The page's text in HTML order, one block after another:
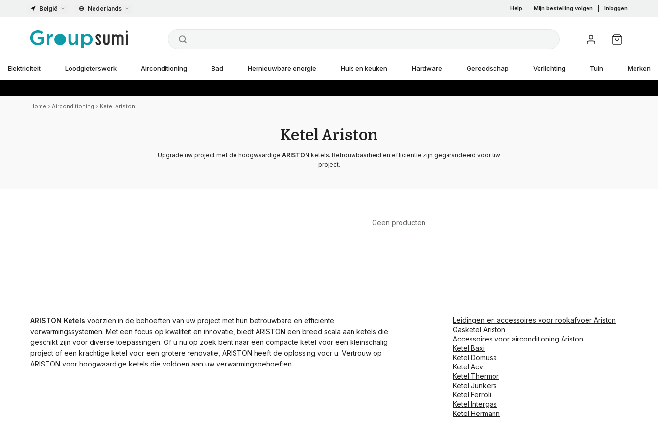
België Nederlands Help Mijn bestelling volgen Inloggen
Elektriciteit Loodgieterswerk Airconditioning Bad Hernieuwbare energie Huis en keuken Hardware Gereedschap Verlichting Tuin Merken
Home Airconditioning Ketel Ariston
Ketel Ariston
Upgrade uw project met de hoogwaardige ARISTON ketels. Betrouwbaarheid en efficiëntie zijn gegarandeerd voor uw
project.
Geen producten
ARISTON Ketels voorzien in de behoeften van uw project met hun betrouwbare en efficiënte
verwarmingssystemen. Met een focus op kwaliteit en innovatie, biedt ARISTON een breed scala aan ketels die
geschikt zijn voor diverse toepassingen. Of u nu op zoek bent naar een compacte ketel voor een kleinschalig
project of een krachtige ketel voor een grotere renovatie, ARISTON heeft de oplossing voor u. Vertrouw op
ARISTON voor hoogwaardige ketels die voldoen aan uw verwarmingsbehoeften.
Leidingen en accessoires voor rookafvoer Ariston
Gasketel Ariston
Accessoires voor airconditioning Ariston
Ketel Baxi
Ketel Domusa
Ketel Acv
Ketel Thermor
Ketel Junkers
Ketel Ferroli
Ketel Intergas
Ketel Hermann